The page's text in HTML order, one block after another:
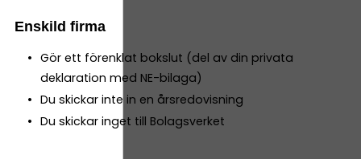
Enskild firma
Gör ett förenklat bokslut (del av din privata
deklaration med NE-bilaga)
Du skickar inte in en årsredovisning
Du skickar inget till Bolagsverket